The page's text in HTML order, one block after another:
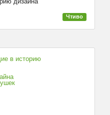
Чтиво
в историю